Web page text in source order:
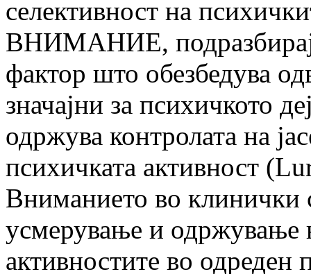
селективност на
ВНИМАНИЕ,
фактор што обезбедува
значајни за психичкото
одржува контролата на
психичката активност
Вниманието во клинички
усмерување и одржување
активностите во одреден